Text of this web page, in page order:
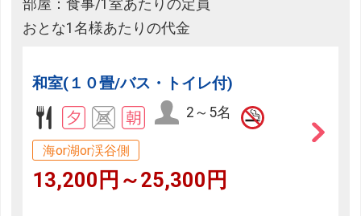
部屋：食事/1室あたりの定員
おとな1名様あたりの代金
和室(１０畳/バス・トイレ付)
2～5名
海or湖or渓谷側
13,200円～25,300円